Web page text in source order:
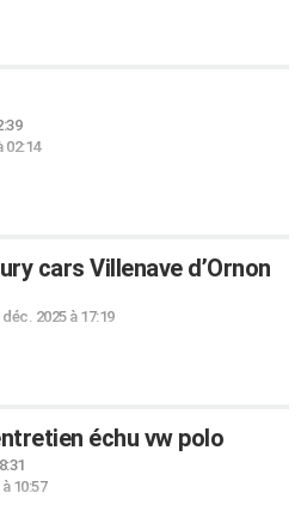
02:14
cars Villenave d’Ornon
déc. 2025 à 17:19
échu vw polo
10:57